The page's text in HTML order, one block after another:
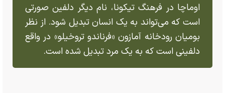
اوماچا در فرهنگ تیکونا، نام دیگر دلفین صورتی
است که می‌تواند به یک انسان تبدیل شود. از نظر
بومیان رودخانه آمازون «فرناندو تروخیلو» در واقع
دلفینی است که به یک مرد تبدیل شده است.